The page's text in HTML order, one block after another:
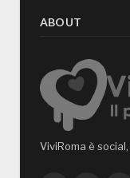
ABOUT
ViviRoma è